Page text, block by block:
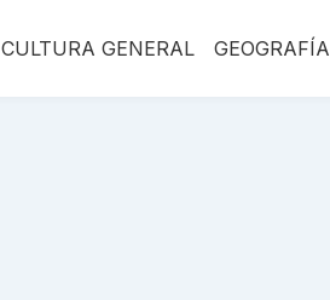
CULTURA GENERAL GEOGRAFÍA